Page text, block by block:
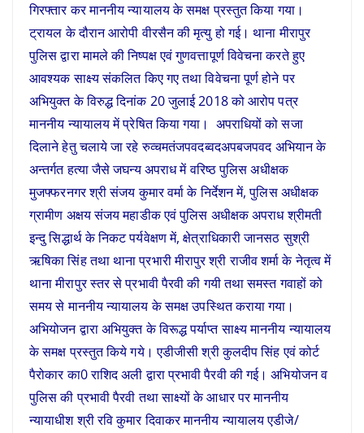
गिरफ्तार कर माननीय न्यायालय के समक्ष प्रस्तुत किया गया।
ट्रायल के दौरान आरोपी वीरसैन की मृत्यु हो गई। थाना मीरापुर
पुलिस द्वारा मामले की निष्पक्ष एवं गुणवत्तापूर्ण विवेचना करते हुए
आवश्यक साक्ष्य संकलित किए गए तथा विवेचना पूर्ण होने पर
अभियुक्त के विरुद्ध दिनांक 20 जुलाई 2018 को आरोप पत्र
माननीय न्यायालय में प्रेषित किया गया। अपराधियों को सजा
दिलाने हेतु चलाये जा रहे रुव्चमतंजपवदब्वदअपबजपवद अभियान के
अन्तर्गत हत्या जैसे जघन्य अपराध में वरिष्ठ पुलिस अधीक्षक
मुजफ्फरनगर श्री संजय कुमार वर्मा के निर्देशन में, पुलिस अधीक्षक
ग्रामीण अक्षय संजय महाडीक एवं पुलिस अधीक्षक अपराध श्रीमती
इन्दु सिद्धार्थ के निकट पर्यवेक्षण में, क्षेत्राधिकारी जानसठ सुश्री
ऋषिका सिंह तथा थाना प्रभारी मीरापुर श्री राजीव शर्मा के नेतृत्व में
थाना मीरापुर स्तर से प्रभावी पैरवी की गयी तथा समस्त गवाहों को
समय से माननीय न्यायालय के समक्ष उपस्थित कराया गया।
अभियोजन द्वारा अभियुक्त के विरूद्ध पर्याप्त साक्ष्य माननीय न्यायालय
के समक्ष प्रस्तुत किये गये। एडीजीसी श्री कुलदीप सिंह एवं कोर्ट
पैरोकार का0 राशिद अली द्वारा प्रभावी पैरवी की गई। अभियोजन व
पुलिस की प्रभावी पैरवी तथा साक्ष्यों के आधार पर माननीय
न्यायाधीश श्री रवि कुमार दिवाकर माननीय न्यायालय एडीजे/